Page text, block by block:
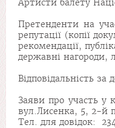
Артисти балету
Претенденти на
репутації (копії
рекомендації,
державні нагороди,
Відповідальність
Заяви про участь у
вул.Лисенка, 5, 2-й
Тел. для довідок: